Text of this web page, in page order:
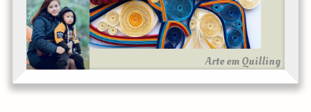
Arte em Quilling